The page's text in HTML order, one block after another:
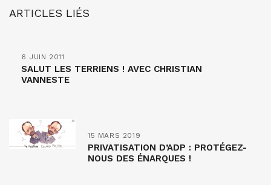
ARTICLES LIÉS
6 JUIN 2011
SALUT LES TERRIENS ! AVEC CHRISTIAN
VANNESTE
15 MARS 2019
PRIVATISATION D’ADP : PROTÉGEZ-
NOUS DES ÉNARQUES !